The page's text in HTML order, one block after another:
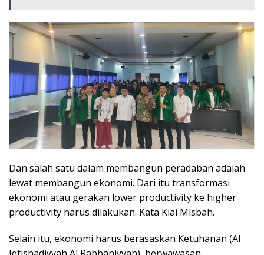
Dan salah satu dalam membangun peradaban adalah
lewat membangun ekonomi. Dari itu transformasi
ekonomi atau gerakan lower productivity ke higher
productivity harus dilakukan. Kata Kiai Misbah.
Selain itu, ekonomi harus berasaskan Ketuhanan (Al